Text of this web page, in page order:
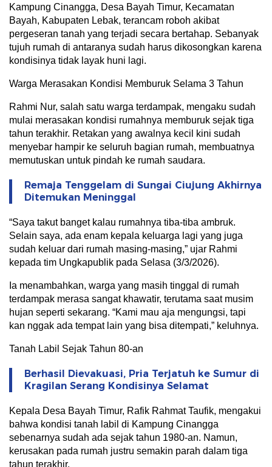
Kampung Cinangga, Desa Bayah Timur, Kecamatan
Bayah, Kabupaten Lebak, terancam roboh akibat
pergeseran tanah yang terjadi secara bertahap. Sebanyak
tujuh rumah di antaranya sudah harus dikosongkan karena
kondisinya tidak layak huni lagi.
Warga Merasakan Kondisi Memburuk Selama 3 Tahun
Rahmi Nur, salah satu warga terdampak, mengaku sudah
mulai merasakan kondisi rumahnya memburuk sejak tiga
tahun terakhir. Retakan yang awalnya kecil kini sudah
menyebar hampir ke seluruh bagian rumah, membuatnya
memutuskan untuk pindah ke rumah saudara.
Remaja Tenggelam di Sungai Ciujung Akhirnya
Ditemukan Meninggal
“Saya takut banget kalau rumahnya tiba-tiba ambruk.
Selain saya, ada enam kepala keluarga lagi yang juga
sudah keluar dari rumah masing-masing,” ujar Rahmi
kepada tim Ungkapublik pada Selasa (3/3/2026).
Ia menambahkan, warga yang masih tinggal di rumah
terdampak merasa sangat khawatir, terutama saat musim
hujan seperti sekarang. “Kami mau aja mengungsi, tapi
kan nggak ada tempat lain yang bisa ditempati,” keluhnya.
Tanah Labil Sejak Tahun 80-an
Berhasil Dievakuasi, Pria Terjatuh ke Sumur di
Kragilan Serang Kondisinya Selamat
Kepala Desa Bayah Timur, Rafik Rahmat Taufik, mengakui
bahwa kondisi tanah labil di Kampung Cinangga
sebenarnya sudah ada sejak tahun 1980-an. Namun,
kerusakan pada rumah justru semakin parah dalam tiga
tahun terakhir.